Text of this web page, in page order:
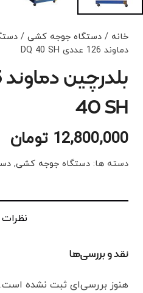
خانه / دستگاه جوجه کشی /
دماوند 126 عددی DQ 40 SH
40 SH
12,800,000 تومان
دسته ها: دستگاه جوجه کشی,
نظرات
نقد و بررسی‌ها
هنوز بررسی‌ای ثبت نشده است.